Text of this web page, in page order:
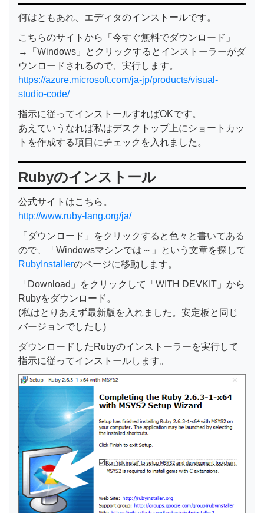
何はともあれ、エディタのインストールです。
こちらのサイトから「今すぐ無料でダウンロード」
→「Windows」とクリックするとインストーラーがダ
ウンロードされるので、実行します。
https://azure.microsoft.com/ja-jp/products/visual-
studio-code/
指示に従ってインストールすればOKです。
あえていうなれば私はデスクトップ上にショートカッ
トを作成する項目にチェックを入れました。
Rubyのインストール
公式サイトはこちら。
http://www.ruby-lang.org/ja/
「ダウンロード」をクリックすると色々と書いてある
ので、「Windowsマシンでは～」という文章を探して
RubyInstallerのページに移動します。
「Download」をクリックして「WITH DEVKIT」から
Rubyをダウンロード。
(私はとりあえず最新版を入れました。安定板と同じ
バージョンでしたし)
ダウンロードしたRubyのインストーラーを実行して
指示に従ってインストールします。